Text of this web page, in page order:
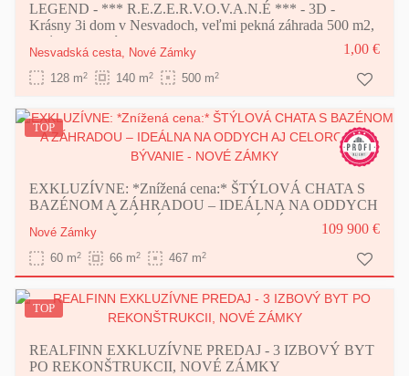
LEGEND - *** R.E.Z.E.R.V.O.V.A.N.É *** - 3D -
Krásny 3i dom v Nesvadoch, veľmi pekná záhrada 500 m2,
neďaleko rybník
Nesvadská cesta, Nové Zámky
128 m2 140 m2 500 m2
1,00 €
TOP
EXKLUZÍVNE: *Znížená cena:* ŠTÝLOVÁ CHATA S
BAZÉNOM A ZÁHRADOU – IDEÁLNA NA ODDYCH
Nové Zámky
60 m2 66 m2 467 m2
109 900 €
TOP
REALFINN EXKLUZÍVNE PREDAJ - 3 IZBOVÝ BYT
PO REKONŠTRUKCII, NOVÉ ZÁMKY